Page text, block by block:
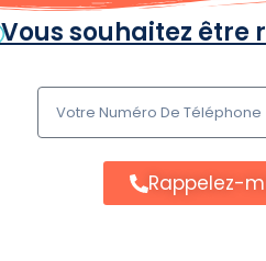
Vous souhaitez être
Rappelez-